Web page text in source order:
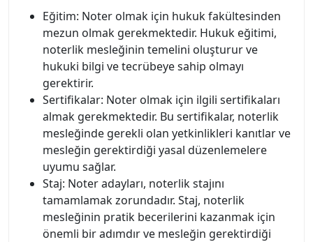
Eğitim: Noter olmak için hukuk fakültesinden
mezun olmak gerekmektedir. Hukuk eğitimi,
noterlik mesleğinin temelini oluşturur ve
hukuki bilgi ve tecrübeye sahip olmayı
gerektirir.
Sertifikalar: Noter olmak için ilgili sertifikaları
almak gerekmektedir. Bu sertifikalar, noterlik
mesleğinde gerekli olan yetkinlikleri kanıtlar ve
mesleğin gerektirdiği yasal düzenlemelere
uyumu sağlar.
Staj: Noter adayları, noterlik stajını
tamamlamak zorundadır. Staj, noterlik
mesleğinin pratik becerilerini kazanmak için
önemli bir adımdır ve mesleğin gerektirdiği